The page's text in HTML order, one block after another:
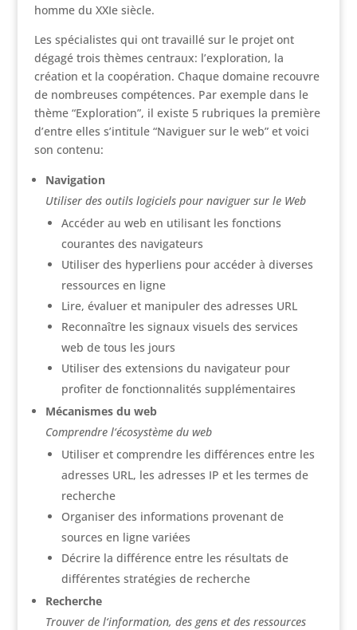
homme du XXIe siècle.
Les spécialistes qui ont travaillé sur le projet ont
dégagé trois thèmes centraux: l’exploration, la
création et la coopération. Chaque domaine recouvre
de nombreuses compétences. Par exemple dans le
thème “Exploration”, il existe 5 rubriques la première
d’entre elles s’intitule “Naviguer sur le web” et voici
son contenu:
Navigation
Utiliser des outils logiciels pour naviguer sur le Web
Accéder au web en utilisant les fonctions
courantes des navigateurs
Utiliser des hyperliens pour accéder à diverses
ressources en ligne
Lire, évaluer et manipuler des adresses URL
Reconnaître les signaux visuels des services
web de tous les jours
Utiliser des extensions du navigateur pour
profiter de fonctionnalités supplémentaires
Mécanismes du web
Comprendre l‘écosystème du web
Utiliser et comprendre les différences entre les
adresses URL, les adresses IP et les termes de
recherche
Organiser des informations provenant de
sources en ligne variées
Décrire la différence entre les résultats de
différentes stratégies de recherche
Recherche
Trouver de l‘information, des gens et des ressources